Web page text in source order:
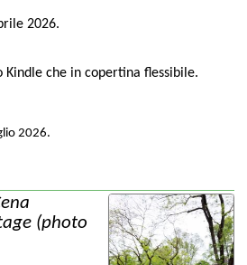
2026.
che in copertina flessibile.
2026.
(photo